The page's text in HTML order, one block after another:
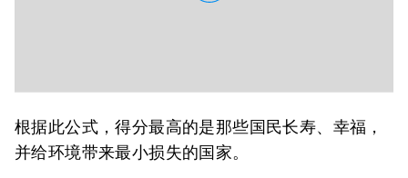
根据此公式，得分最高的是那些国民长寿、幸福，
并给环境带来最小损失的国家。